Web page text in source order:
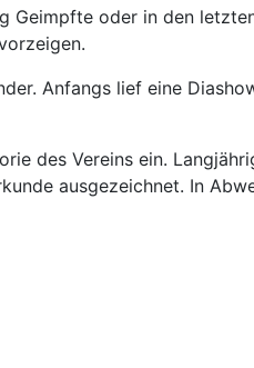
oder in den
Anfangs lief eine
des Vereins ein.
ausgezeichnet. In